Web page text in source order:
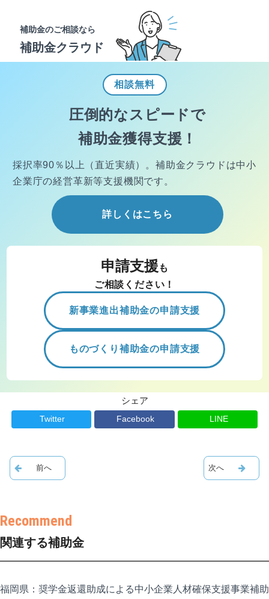
補助金のご相談なら
補助金クラウド
相談無料
圧倒的なスピードで
補助金獲得支援！
採択率90％以上（直近実績）。 補助金クラウドは中小
企業庁の経営革新等支援機関です。
詳しくはこちら
申請支援 も
ご相談ください！
新事業進出補助金の申請支援
ものづくり補助金の申請支援
シェア
Twitter Facebook LINE
関連する補助金
福岡県：奨学金返還助成による中小企業人材確保支援事業補助